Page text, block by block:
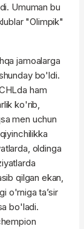
Umuman bu
"Olimpik"
jamoalarga
bo'ldi.
ham
ko'rib,
men uchun
oldinga
qilgan ekan,
o'rniga ta’sir
bo'ladi.